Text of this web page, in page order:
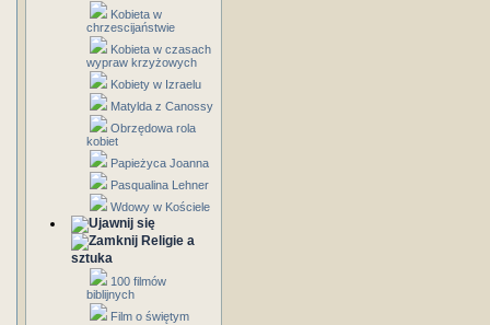
Kobieta w
chrzescijaństwie
Kobieta w czasach
wypraw krzyżowych
Kobiety w Izraelu
Matylda z Canossy
Obrzędowa rola
kobiet
Papieżyca Joanna
Pasqualina Lehner
Wdowy w Kościele
Religie a
sztuka
100 filmów
biblijnych
Film o świętym